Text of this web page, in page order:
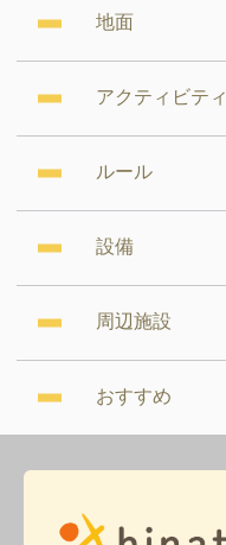
地面
アクティビティ
ルール
設備
周辺施設
おすすめ